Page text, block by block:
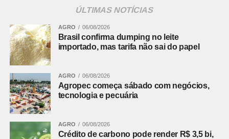
site para crianças, e apareceu propaganda de uma
– Um influenciador posta numa rede social vídeos de
agressões e humilhações contra adolescentes. Ele
pode ser denunciado?
Todas as edições
Fonte:Ministério Público PR
Comentários Facebook
ÚLTIMAS NOTÍCIAS
AGRO 06/08/2026
Brasil confirma dumping no leite
importado, mas tarifa não sai do papel
AGRO 06/08/2026
Agropec começa sábado com negócios,
tecnologia e pecuária
AGRO 06/08/2026
Crédito de carbono pode render R$ 3,5 bi,